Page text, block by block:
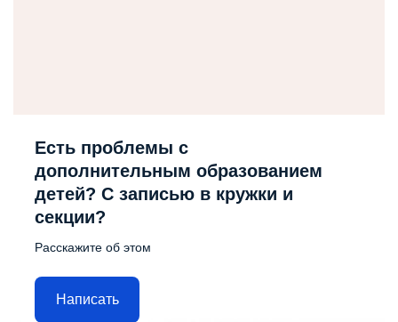
Есть проблемы с
дополнительным образованием
детей? С записью в кружки и
секции?
Расскажите об этом
Написать